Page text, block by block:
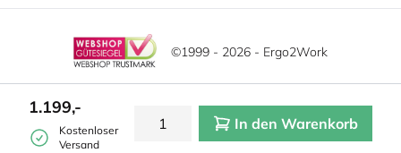
1.199,-
Kostenloser
Versand
In den Warenkorb
©1999 - 2026 - Ergo2Work
Allgemeine Geschäftsbedingungen
Cookie-Einstellungen
Diese Website verwendet Cookies. Lesen Sie unsere
Datenschutzerklärung für weitere Informationen.Mehr
|Verstecken